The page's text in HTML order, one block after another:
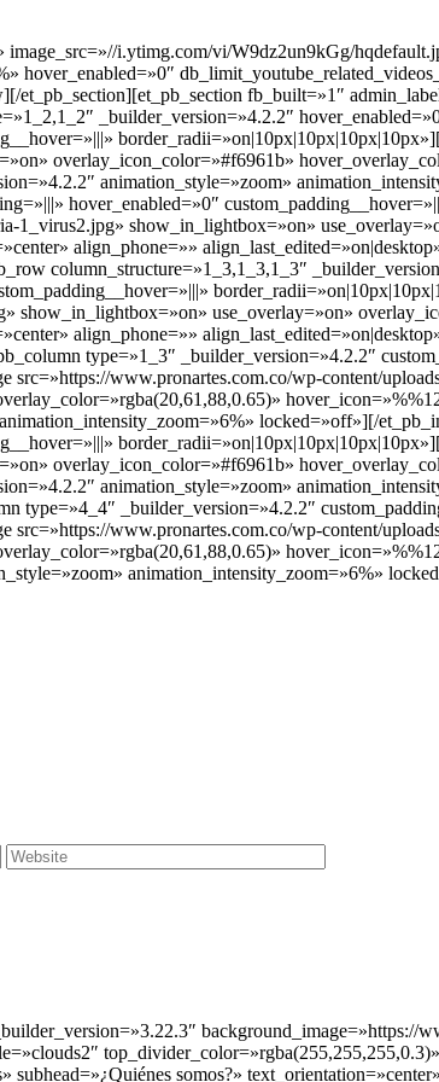
i.ytimg.com/vi/W9dz2un9kGg/
hover_enabled=»0″
fb_built=»1″
_builder_version=»4.2.2″
overlay_icon_color=»#f6961b»
animation_style=»zoom»
hover_enabled=»0″
1_virus2.jpg» show_in_lightbox=»on»
align_phone=»»
column_structure=»1_3,1_3,1_3″
show_in_lightbox=»on» use_overlay=»on»
align_phone=»»
type=»1_3″ _builder_version=»4.2.2″
www.pronartes.com.co/wp-content/
locked=»off»][/
overlay_icon_color=»#f6961b»
animation_style=»zoom»
type=»4_4″ _builder_version=»4.2.2″
www.pronartes.com.co/wp-content/
animation_intensity_zoom=»6%»
background_image=»https://
somos?»